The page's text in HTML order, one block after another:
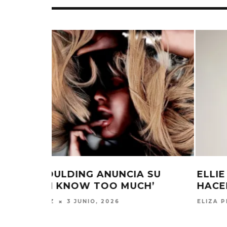
ELLIE GOULDING NUNCA
HACER UN ÁLBUM DE DIVORCIO
ELIZA PÉREZ 29 ENERO, 2026
EDGAR
UN NUEVO